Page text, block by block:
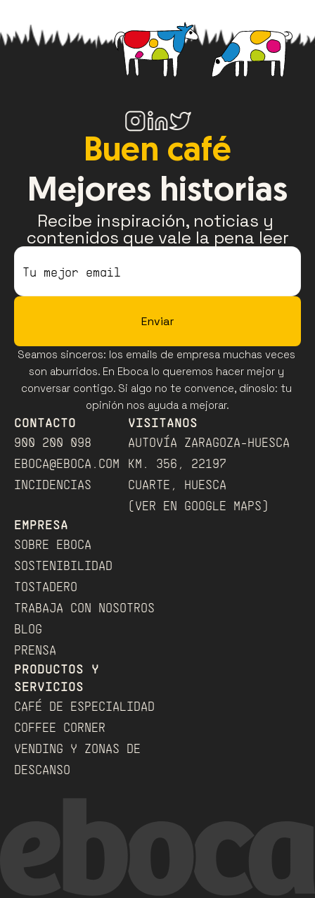
Buen café
Mejores historias
Recibe inspiración, noticias y
contenidos que vale la pena leer
Enviar
Seamos sinceros: los emails de empresa muchas veces
son aburridos. En Eboca lo queremos hacer mejor y
conversar contigo. Si algo no te convence, dínoslo: tu
opinión nos ayuda a mejorar.
CONTACTO
900 200 098
EBOCA@EBOCA.COM
INCIDENCIAS
VISITANOS
AUTOVÍA ZARAGOZA-HUESCA
KM. 356, 22197
CUARTE, HUESCA
(VER EN GOOGLE MAPS)﻿
EMPRESA
SOBRE EBOCA
SOSTENIBILIDAD
TOSTADERO
TRABAJA CON NOSOTROS
BLOG
PRENSA
PRODUCTOS Y
SERVICIOS
CAFÉ DE ESPECIALIDAD
COFFEE CORNER
VENDING Y ZONAS DE
DESCANSO